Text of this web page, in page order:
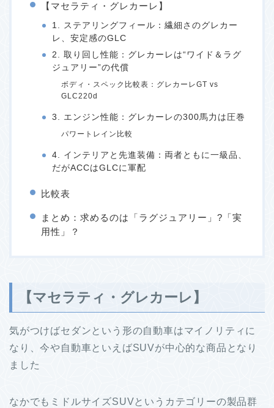
【マセラティ・グレカーレ】
1. ステアリングフィール：繊細さのグレカー
レ、安定感のGLC
2. 取り回し性能：グレカーレは“ワイド＆ラグ
ジュアリー”の代償
ボディ・スペック比較表：グレカーレGT vs
GLC220d
3. エンジン性能：グレカーレの300馬力は圧巻
パワートレイン比較
4. インテリアと先進装備：両者ともに一級品、
だがACCはGLCに軍配
比較表
まとめ：求めるのは「ラグジュアリー」?「実
用性」？
【マセラティ・グレカーレ】
気がつけばセダンという形の自動車はマイノリティに
なり、今や自動車といえばSUVが中心的な商品となり
ました
なかでもミドルサイズSUVというカテゴリーの製品群